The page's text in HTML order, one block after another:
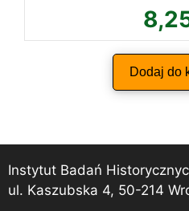
Dodaj do
Instytut Badań
ul. Kaszubska 4, 50-214